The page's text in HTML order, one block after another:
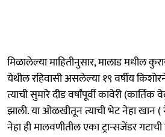
मिळालेल्या माहितीनुसार, मालाड मधील
येथील रहिवासी असलेल्या १९ वर्षीय
त्याची सुमारे दीड वर्षांपूर्वी कावेरी
झाली. या ओळखीतून त्याची भेट नेहा खान (
नेहा ही मालवणीतील एका ट्रान्सजेंडर गटाची